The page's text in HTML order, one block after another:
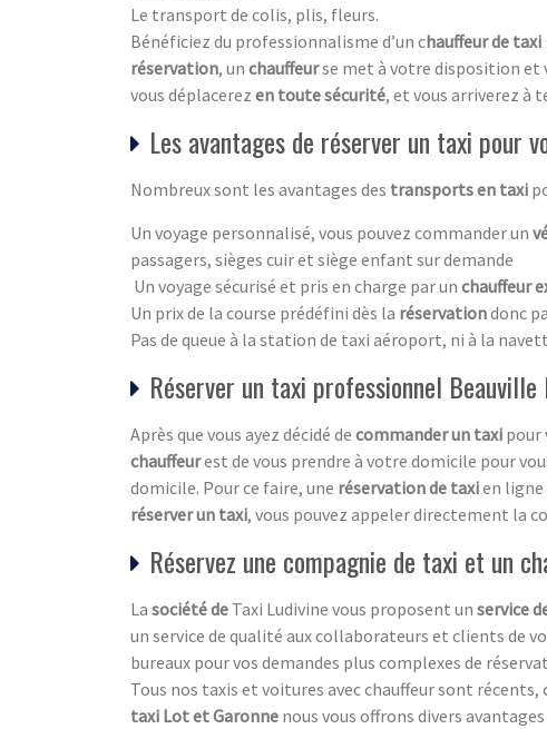
Le transport de colis, plis, fleurs.
Bénéficiez du professionnalisme d’un chauffeur de taxi
réservation, un chauffeurse met à votre disposition et
vous déplacerez en toute sécurité, et vous arriverez à
Les avantages de réserver un taxi pour
Nombreux sont les avantages des transports en taxi
Un voyage personnalisé, vous pouvez commander un
passagers, sièges cuir et siège enfant sur demande
Un voyage sécurisé et pris en charge par un chauffeur
Un prix de la course prédéfini dès la réservationdonc
Pas de queue à la station de taxi aéroport, ni à la
Réserver un taxi professionnel
Après que vous ayez décidé de commander un taxi pour
chauffeurest de vous prendre à votre domicile pour
domicile. Pour ce faire, une réservation de taxien ligne
réserver un taxi, vous pouvez appeler directement la
Réservez une compagnie de taxi et un
La société de Taxi Ludivine vous proposent un service
un service de qualité aux collaborateurs et clients de
bureaux pour vos demandes plus complexes de
Tous nos taxis et voitures avec chauffeur sont
taxi Lot et Garonne nous vous offrons divers